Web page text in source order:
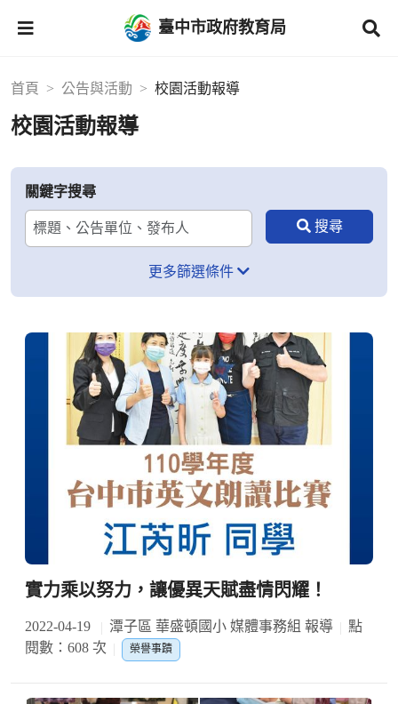
臺中市政府教育局
首頁 公告與活動 校園活動報導
校園活動報導
關鍵字搜尋
更多篩選條件
實力乘以努力，讓優異天賦盡情閃耀！
2022-04-19 潭子區 華盛頓國小 媒體事務組 報導
點
閱數：608 次
榮譽事蹟